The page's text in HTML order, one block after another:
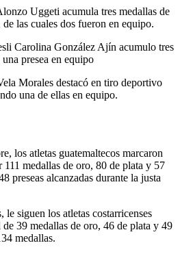
Uggeti acumula tres medallas de
las cuales dos fueron en equipo.
Carolina González Ajín acumulo tres
presea en equipo
Morales destacó en tiro deportivo
una de ellas en equipo.
los atletas guatemaltecos marcaron
medallas de oro, 80 de plata y 57
preseas alcanzadas durante la justa
le siguen los atletas costarricenses
39 medallas de oro, 46 de plata y 49
medallas.